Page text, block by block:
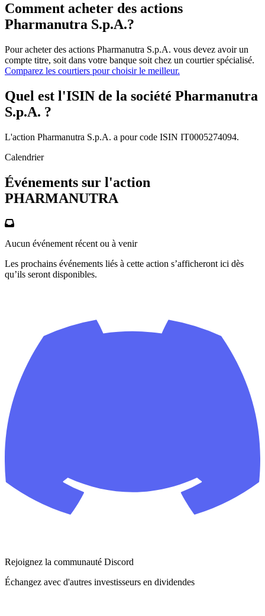
Comment acheter des actions
Pharmanutra S.p.A.?
Pour acheter des actions Pharmanutra S.p.A. vous devez avoir un
compte titre, soit dans votre banque soit chez un courtier spécialisé.
Comparez les courtiers pour choisir le meilleur.
Quel est l'ISIN de la société Pharmanutra
S.p.A. ?
L'action Pharmanutra S.p.A. a pour code ISIN IT0005274094.
Calendrier
Événements sur l'action
PHARMANUTRA
Aucun événement récent ou à venir
Les prochains événements liés à cette action s’afficheront ici dès
qu’ils seront disponibles.
Rejoignez la communauté Discord
Échangez avec d'autres investisseurs en dividendes